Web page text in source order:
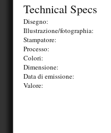
Technical Specs
Disegno:
Illustrazione/fotographia:
Stampatore:
Processo:
Colori:
Dimensione:
Data di emissione:
Valore: